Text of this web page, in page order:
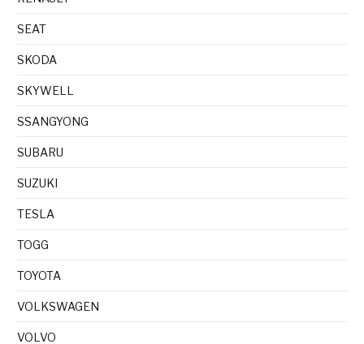
SEAT
SKODA
SKYWELL
SSANGYONG
SUBARU
SUZUKI
TESLA
TOGG
TOYOTA
VOLKSWAGEN
VOLVO